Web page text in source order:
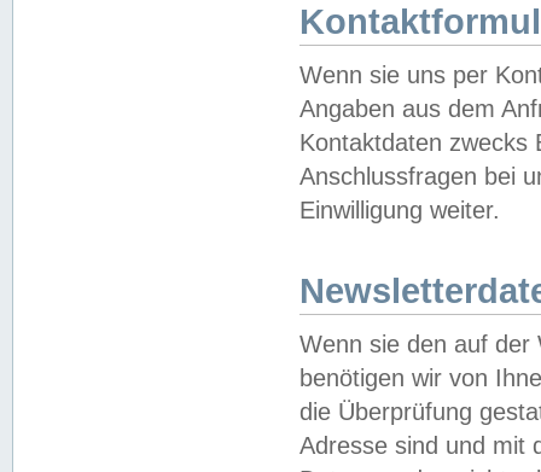
Wenn sie uns per
Angaben aus dem
Kontaktdaten zwecks
Anschlussfragen bei
Einwilligung weiter.
Wenn sie den auf der
benötigen wir von
die Überprüfung
Adresse sind und mit